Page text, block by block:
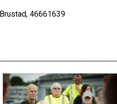
46661639